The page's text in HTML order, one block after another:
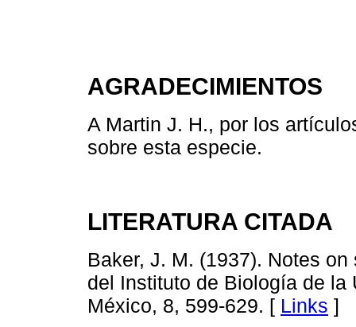
AGRADECIMIENTOS
A Martin J. H., por los
sobre esta especie.
LITERATURA CITADA
Baker, J. M. (1937). Notes
del Instituto de Biología de la
México, 8, 599-629. [ Links ]